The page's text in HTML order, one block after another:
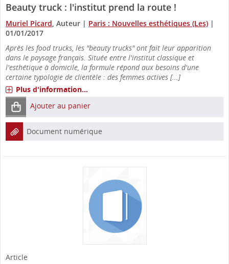
Beauty truck : l'institut prend la route !
Muriel Picard , Auteur | Paris : Nouvelles esthétiques (Les) |
01/01/2017
Après les food trucks, les "beauty trucks" ont fait leur apparition
dans le paysage français. Située entre l'institut classique et
l'esthétique à domicile, la formule répond aux besoins d'une
certaine typologie de clientèle : des femmes actives [...]
Plus d'information...
Ajouter au panier
Document numérique
Article